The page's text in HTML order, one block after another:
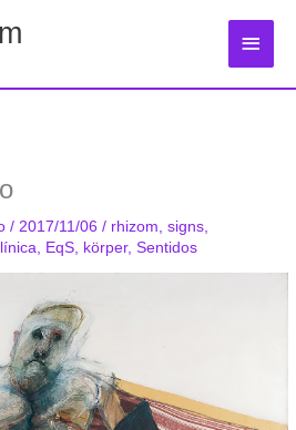
/ 2017/11/06/ rhizom ,signs
EqS körper,Sentidos